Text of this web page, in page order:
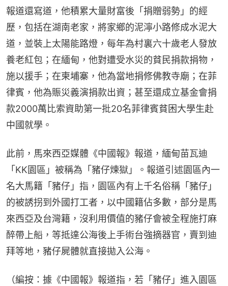
報道還寫道，他積累大量財富後「捐贈弱勢」的經
歷，包括在湖南老家，將家鄉的泥濘小路修成水泥大
道，並裝上太陽能路燈，每年為村裏六十歲老人發放
養老紅包；在緬甸，他對遭受水災的貧民捐款捐物，
施以援手；在柬埔寨，他為當地捐修佛教寺廟；在菲
律賓，他為賑災義演捐款出資；甚至還成立基金會捐
款2000萬比索資助第一批20名菲律賓貧困大學生赴
中國就學。
此前，馬來西亞媒體《中國報》報道，緬甸苗瓦迪
「KK園區」被稱為「豬仔煉獄」。報道引述園區內一
名大馬籍「豬仔」指，園區內有上千名俗稱「豬仔」
的被誘拐到外國打工者，以中國籍佔多數，部分是馬
來西亞及台灣籍，沒利用價值的豬仔會被全程施打麻
醉帶上船，等抵達公海後上手術台強摘器官，賣到迪
拜等地，豬仔屍體就直接拋入公海。
（編按：據《中國報》報道指，若「豬仔」進入園區